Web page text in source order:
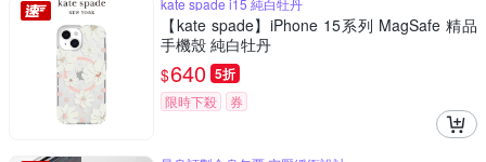
kate spade i15 純白牡丹
【kate spade】iPhone 15系列 MagSafe 精品
手機殼 純白牡丹
$640 5折
限時下殺 券